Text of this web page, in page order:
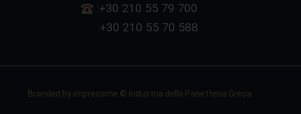
:+30 210 55 79 700
:+30 210 55 70 588
Branded by impressme © Industria della Panetteria Greca